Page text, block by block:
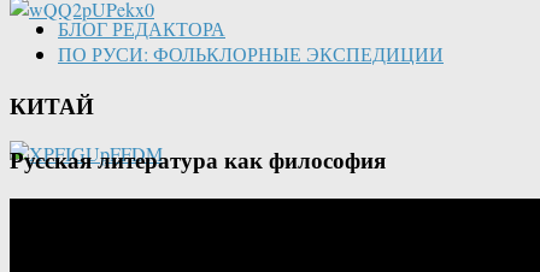
БЛОГ РЕДАКТОРА
ПО РУСИ: ФОЛЬКЛОРНЫЕ ЭКСПЕДИЦИИ
КИТАЙ
Русская литература как философия